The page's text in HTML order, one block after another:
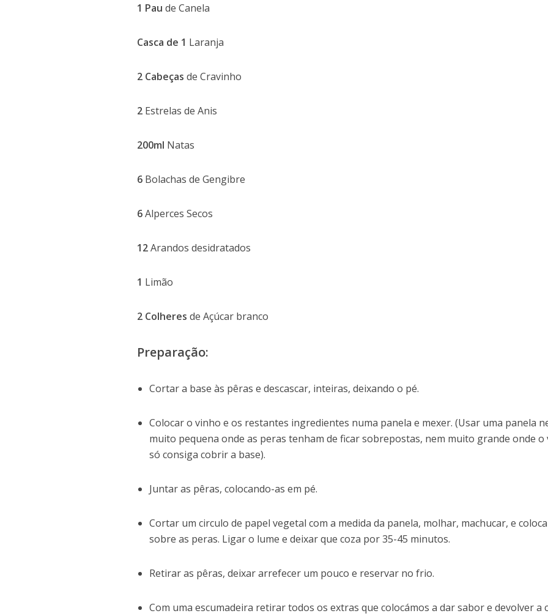
1 Paude Canela
Casca de 1 Laranja
2 Cabeçasde Cravinho
2 Estrelas de Anis
200ml Natas
6 Bolachas de Gengibre
6Alperces Secos
12Arandos desidratados
1 Limão
2 Colheres de Açúcar branco
Preparação:
Cortar a base às pêras e descascar, inteiras, deixando o pé.
Colocar o vinho e os restantes ingredientes numa panela e mexer. (Usar uma panela
muito pequena onde as peras tenham de ficar sobrepostas, nem muito grande onde o
só consiga cobrir a base).
Juntar as pêras, colocando-as em pé.
Cortar um circulo de papel vegetal com a medida da panela, molhar, machucar, e
sobre as peras. Ligar o lume e deixar que coza por 35-45 minutos.
Retirar as pêras, deixar arrefecer um pouco e reservar no frio.
Com uma escumadeira retirar todos os extras que colocámos a dar sabor e devolver a